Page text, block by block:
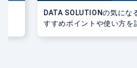
DATA SOLUTIONの気にな
すすめポイントや使い方を